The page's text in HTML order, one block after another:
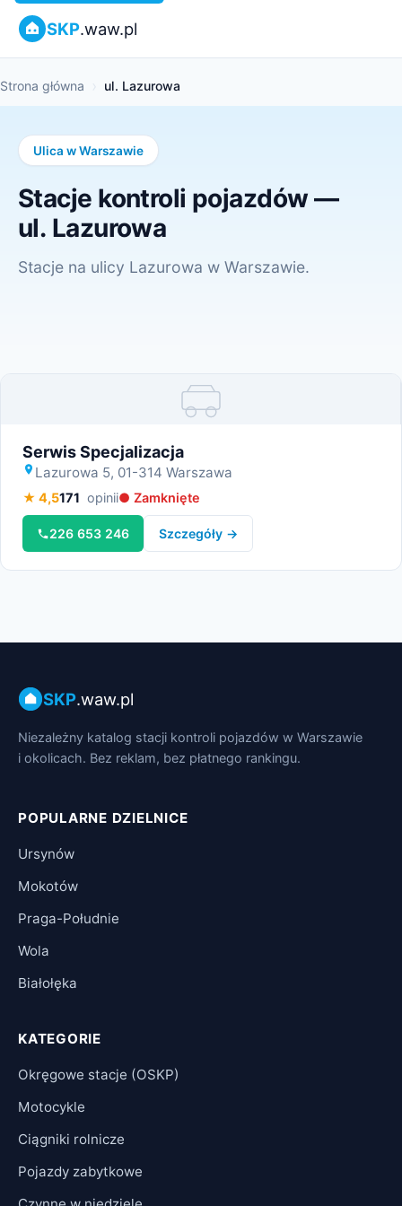
SKP.waw.pl
Strona główna ul. Lazurowa
Ulica w Warszawie
Stacje kontroli pojazdów —
ul. Lazurowa
Stacje na ulicy Lazurowa w Warszawie.
Miniatura
Serwis Specjalizacja
Lazurowa 5, 01-314 Warszawa
★ 4,5171 opinii● Zamknięte
226 653 246 Szczegóły →
SKP.waw.pl
Niezależny katalog stacji kontroli pojazdów w Warszawie
i okolicach. Bez reklam, bez płatnego rankingu.
POPULARNE DZIELNICE
Ursynów
Mokotów
Praga-Południe
Wola
Białołęka
KATEGORIE
Okręgowe stacje (OSKP)
Motocykle
Ciągniki rolnicze
Pojazdy zabytkowe